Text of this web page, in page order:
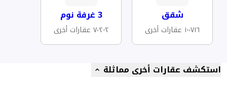
شقق
١٠٬٧١٦ عقارات أخرى
3 غرفة نوم
٧٬٢٠٢ عقارات أخرى
استكشف عقارات أخرى مماثلة